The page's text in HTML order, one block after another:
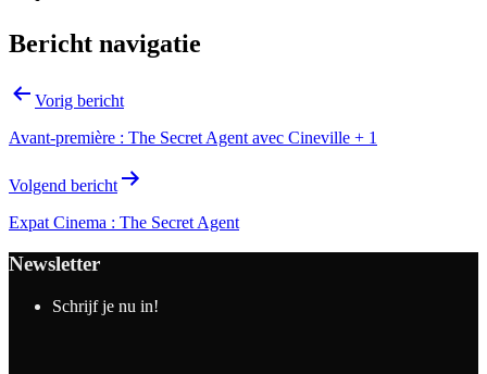
Bericht navigatie
Vorig bericht
Avant-première : The Secret Agent avec Cineville + 1
Volgend bericht
Expat Cinema : The Secret Agent
Newsletter
Schrijf je nu in!